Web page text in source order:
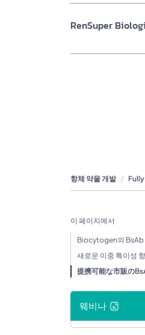
RenSuper
항체 약물 개발
이 페이지에서
Biocytogen의 BsAb
새로운 이중 특이성
提携可能な市販の
웨비나